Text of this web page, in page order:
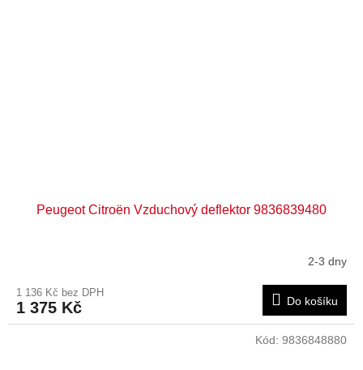
Peugeot Citroën Vzduchový deflektor 9836839480
2-3 dny
1 136 Kč bez DPH
1 375 Kč Do košíku
Kód: 9836848880